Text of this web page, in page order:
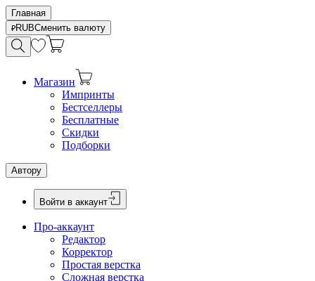
Главная
RUBСменить валюту
Магазин
Импринты
Бестселлеры
Бесплатные
Скидки
Подборки
Автору
Войти в аккаунт
Про-аккаунт
Редактор
Корректор
Простая верстка
Сложная верстка